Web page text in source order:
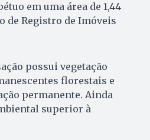
em uma área de 1,44
de Registro de Imóveis
possui vegetação
florestais e
permanente. Ainda
superior à